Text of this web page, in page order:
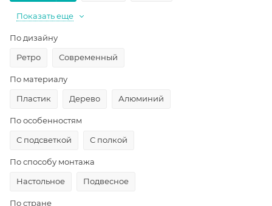
Показать еще
По дизайну
Ретро
Современный
По материалу
Пластик
Дерево Алюминий
По особенностям
С подсветкой
С полкой
По способу монтажа
Настольное
Подвесное
По стране